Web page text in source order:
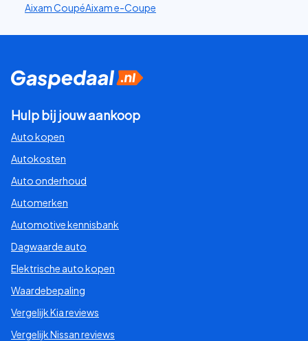
Aixam CoupéAixam e-Coupe
Hulp bij jouw aankoop
Auto kopen
Autokosten
Auto onderhoud
Automerken
Automotive kennisbank
Dagwaarde auto
Elektrische auto kopen
Waardebepaling
Vergelijk Kia reviews
Vergelijk Nissan reviews